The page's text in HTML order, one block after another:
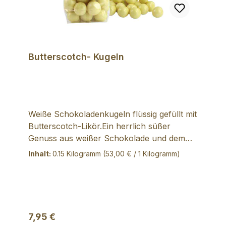
Zucker, VOLLMILCHPULVER, Kakaobutter,
11% Blanc Royal Trüffel-Sahne-Likör
natürliches Vanillearoma.
Butterscotch- Kugeln
Weiße Schokoladenkugeln flüssig gefüllt mit
Butterscotch-Likör.Ein herrlich süßer
Genuss aus weißer Schokolade und dem
vollen Karamellaroma desButtescotch-
Cornflakes (Mais, Zucker, Salz,
Inhalt: 0.15 Kilogramm (53,00 € / 1 Kilogramm)
Regulärer Preis:
7,95 €